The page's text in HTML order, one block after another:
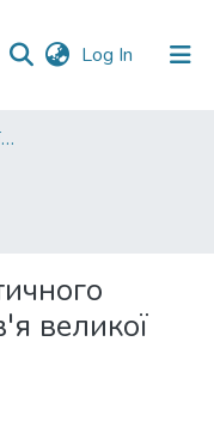
Log In (current)
Факультет ветеринарної медицини
великої